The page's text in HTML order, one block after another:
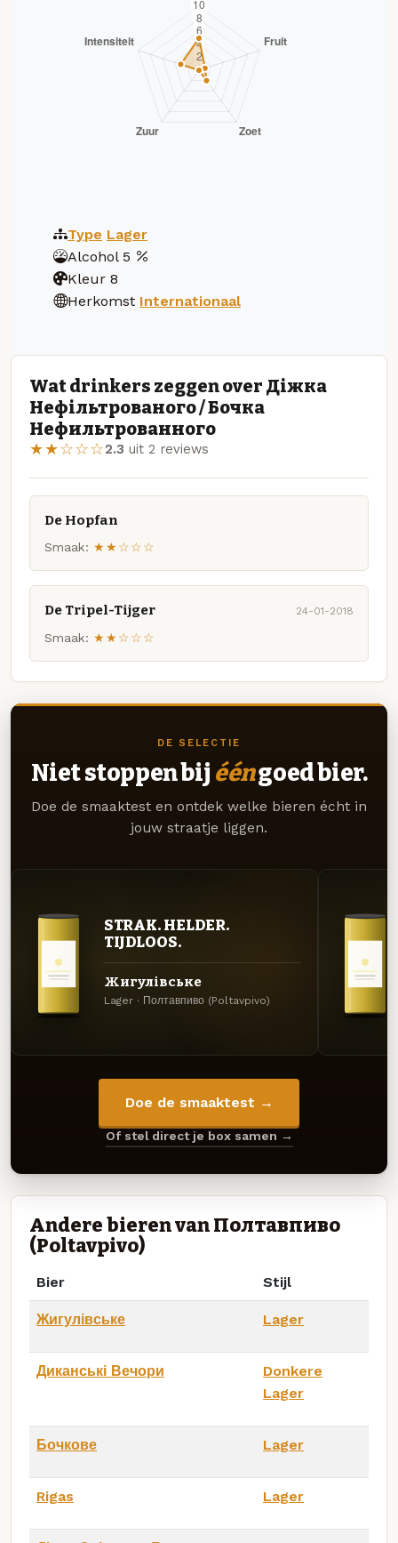
Type Lager
Alcohol 5
Kleur 8
Herkomst Internationaal
Wat drinkers zeggen over Діжка
Нефільтрованого / Бочка
Нефильтрованного
★★☆☆☆2.3 uit 2 reviews
De Hopfan
Smaak: ★★☆☆☆
De Tripel-Tijger 24-01-2018
Smaak: ★★☆☆☆
DE SELECTIE
Niet stoppen bij ééngoed bier.
Doe de smaaktest en ontdek welke bieren écht in
jouw straatje liggen.
STRAK. HELDER.
TIJDLOOS.
Жигулівське
Lager · Полтавпиво (Poltavpivo)
Doe de smaaktest →
Of stel direct je box samen →
Andere bieren van Полтавпиво
(Poltavpivo)
Bier Stijl
Жигулівське Lager
Диканські Вечори
Donkere
Lager
Бочкове Lager
Rigas Lager